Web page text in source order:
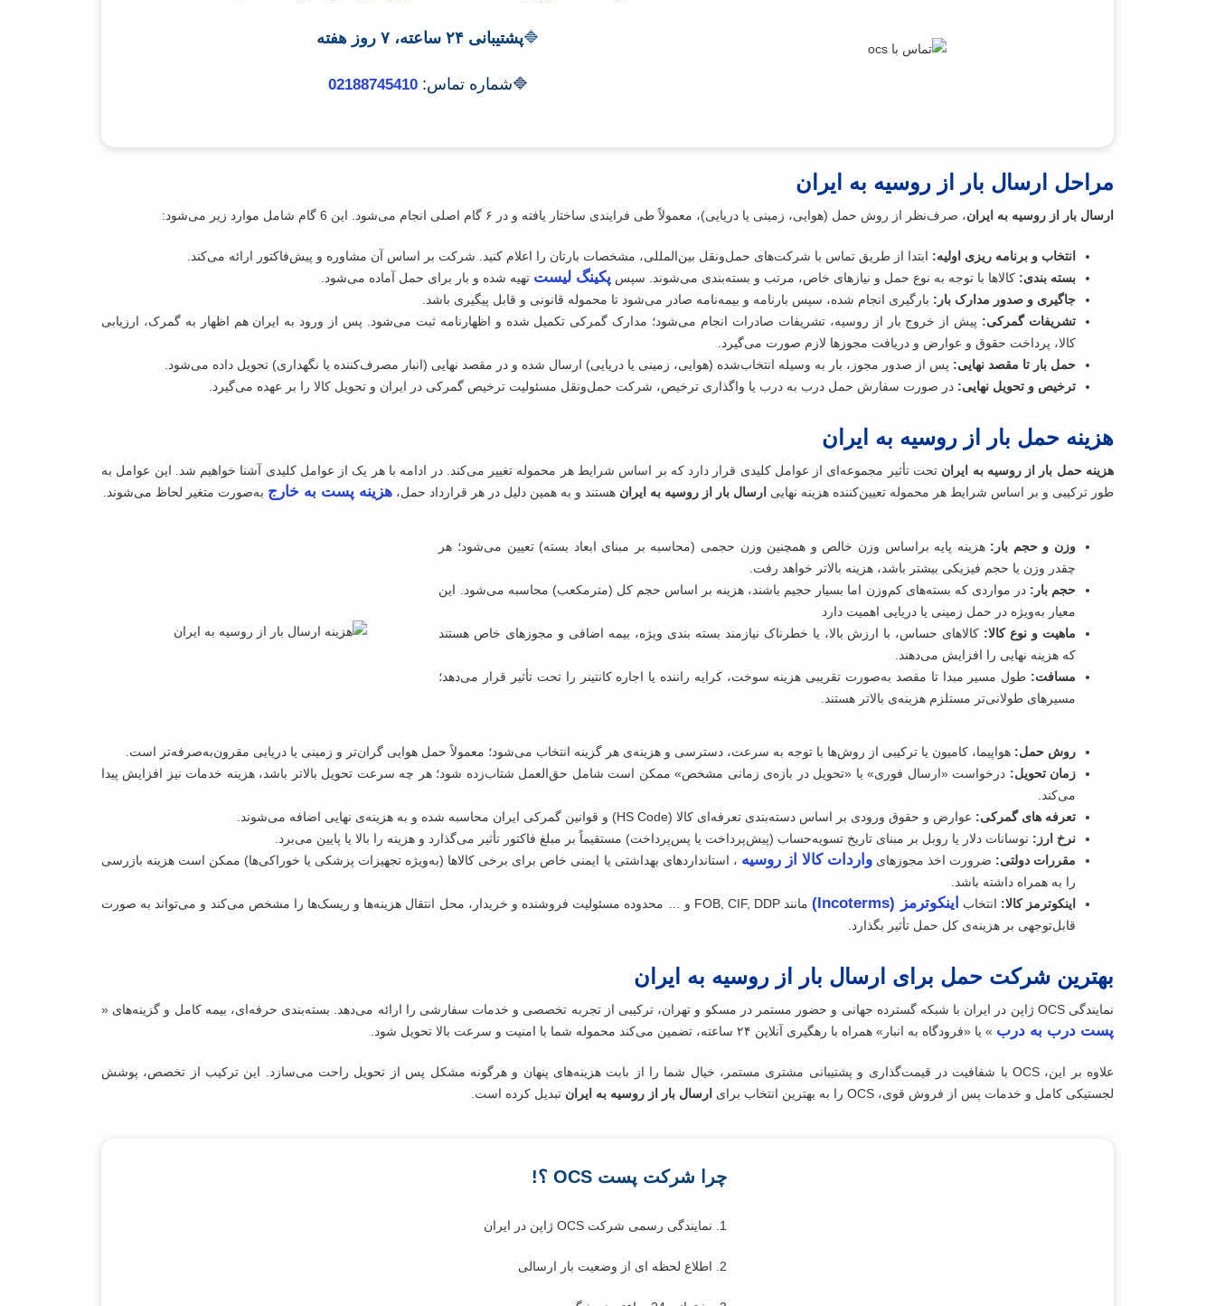
🔷پشتیبانی ۲۴ ساعته، ۷ روز هفته
🔷شماره تماس:02188745410
مراحل ارسال بار از روسیه به ایران
ارسال بار از روسیه به ایران، صرف‌نظر از روش حمل (هوایی، زمینی یا دریایی)، معمولاً طی فرایندی ساختار یافته و در ۶ گام اصلی انجام می‌شود. این 6 گام شامل موارد زیر می‌شود:
انتخاب و برنامه‌ ریزی اولیه: ابتدا از طریق تماس با شرکت‌های حمل‌ونقل بین‌المللی، مشخصات بارتان را اعلام کنید. شرکت بر اساس آن مشاوره و پیش‌فاکتور ارائه می‌کند.
بسته‌ بندی: کالاها با توجه به نوع حمل و نیازهای خاص، مرتب و بسته‌بندی می‌شوند. سپس پکینگ لیست تهیه شده و بار برای حمل آماده می‌شود.
جاگیری و صدور مدارک بار: بارگیری انجام شده، سپس بارنامه و بیمه‌نامه صادر می‌شود تا محموله قانونی و قابل پیگیری باشد.
تشریفات گمرکی: پیش از خروج بار از روسیه، تشریفات صادرات انجام می‌شود؛ مدارک گمرکی تکمیل شده و اظهارنامه ثبت می‌شود. پس از ورود به ایران هم اظهار به گمرک، ارزیابی
کالا، پرداخت حقوق و عوارض و دریافت مجوزها لازم صورت می‌گیرد.
حمل بار تا مقصد نهایی: پس از صدور مجوز، بار به وسیله انتخاب‌شده (هوایی، زمینی یا دریایی) ارسال شده و در مقصد نهایی (انبار مصرف‌کننده یا نگهداری) تحویل داده می‌شود.
ترخیص و تحویل نهایی: در صورت سفارش حمل درب‌ به‌ درب یا واگذاری ترخیص، شرکت حمل‌ونقل مسئولیت ترخیص گمرکی در ایران و تحویل کالا را بر عهده می‌گیرد.
هزینه حمل بار از روسیه به ایران
هزینه‌ حمل بار از روسیه به ایران تحت تأثیر مجموعه‌ای از عوامل کلیدی قرار دارد که بر اساس شرایط هر محموله تغییر می‌کند. در ادامه با هر یک از عوامل کلیدی آشنا خواهیم شد. این عوامل به
طور ترکیبی و بر اساس شرایط هر محموله تعیین‌کننده‌ هزینه‌‌ نهایی ارسال بار از روسیه به ایران هستند و به‌ همین دلیل در هر قرارداد حمل، هزینه پست به خارج به‌صورت متغیر لحاظ می‌شوند.
وزن و حجم بار:هزینه پایه براساس وزن خالص و همچنین وزن حجمی (محاسبه بر مبنای ابعاد بسته) تعیین می‌شود؛ هر
چقدر وزن یا حجم فیزیکی بیشتر باشد، هزینه بالاتر خواهد رفت.
حجم بار:در مواردی که بسته‌های کم‌وزن اما بسیار حجیم باشند، هزینه بر اساس حجم کل (مترمکعب) محاسبه می‌شود. این
معیار به‌ویژه در حمل زمینی یا دریایی اهمیت دارد
ماهیت و نوع کالا: کالاهای حساس، با ارزش بالا، یا خطرناک نیازمند بسته‌ بندی ویژه، بیمه اضافی و مجوزهای خاص هستند
که هزینه نهایی را افزایش می‌دهند.
مسافت: طول مسیر مبدا تا مقصد به‌صورت تقریبی هزینه سوخت، کرایه راننده یا اجاره کانتینر را تحت تأثیر قرار می‌دهد؛
مسیرهای طولانی‌تر مستلزم هزینه‌ی بالاتر هستند.
روش حمل: هواپیما، کامیون یا ترکیبی از روش‌ها با توجه به سرعت، دسترسی و هزینه‌ی هر گزینه انتخاب می‌شود؛ معمولاً حمل هوایی گران‌تر و زمینی یا دریایی مقرون‌به‌صرفه‌تر است.
زمان تحویل: درخواست «ارسال فوری» یا «تحویل در بازه‌ی زمانی مشخص» ممکن است شامل حق‌العمل شتاب‌زده شود؛ هر چه سرعت تحویل بالاتر باشد، هزینه خدمات نیز افزایش پیدا
می‌کند.
تعرفه های گمرکی: عوارض و حقوق ورودی بر اساس دسته‌بندی تعرفه‌ای کالا (HS Code) و قوانین گمرکی ایران محاسبه شده و به هزینه‌ی نهایی اضافه می‌شوند.
نرخ ارز: نوسانات دلار یا روبل بر مبنای تاریخ تسویه‌‌حساب (پیش‌پرداخت یا پس‌پرداخت) مستقیماً بر مبلغ فاکتور تأثیر می‌گذارد و هزینه را بالا یا پایین می‌برد.
مقررات دولتی: ضرورت اخذ مجوزهایواردات کالا از روسیه ، استانداردهای بهداشتی یا ایمنی خاص برای برخی کالاها (به‌ویژه تجهیزات پزشکی یا خوراکی‌ها) ممکن است هزینه بازرسی
را به همراه داشته باشد.
اینکوترمز کالا: انتخاب اینکوترمز (Incoterms)
مانند FOB, CIF, DDP و … محدوده‌ مسئولیت فروشنده و خریدار، محل انتقال هزینه‌ها و ریسک‌ها را مشخص می‌کند و می‌تواند به صورت
قابل‌توجهی بر هزینه‌ی کل حمل تأثیر بگذارد.
بهترین شرکت حمل برای ارسال بار از روسیه به ایران
نمایندگی OCS ژاپن در ایران با شبکه گسترده‌ جهانی و حضور مستمر در مسکو و تهران، ترکیبی از تجربه تخصصی و خدمات سفارشی را ارائه می‌دهد. بسته‌بندی حرفه‌ای، بیمه کامل و گزینه‌های «
پست درب به درب » یا «فرودگاه به انبار» همراه با رهگیری آنلاین ۲۴ ساعته، تضمین می‌کند محموله شما با امنیت و سرعت بالا تحویل شود.
علاوه بر این، OCS با شفافیت در قیمت‌گذاری و پشتیبانی مشتری مستمر، خیال شما را از بابت هزینه‌های پنهان و هرگونه مشکل پس از تحویل راحت می‌سازد. این ترکیب از تخصص، پوشش
لجستیکی کامل و خدمات پس از فروش قوی، OCS را به بهترین انتخاب برای
ارسال بار از روسیه به ایران تبدیل کرده است.
چرا شرکت پست OCS ؟!
1. نمایندگی رسمی شرکت OCS ژاپن در ایران
2. اطلاع لحظه ای از وضعیت بار ارسالی